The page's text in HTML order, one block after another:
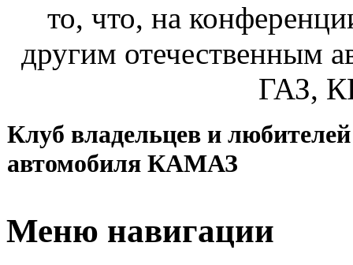
то, что, на
другим отечественным
ГАЗ,
Клуб владельцев и любителей
автомобиля КАМАЗ
Меню навигации